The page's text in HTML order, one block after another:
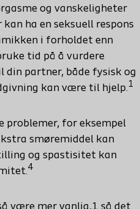
og vanskeligheter
ha en seksuell respons
i forholdet enn
tid på å vurdere
partner, både fysisk og
kan være til hjelp. 1
problemer, for eksempel
smøremiddel kan
og spastisitet kan
4